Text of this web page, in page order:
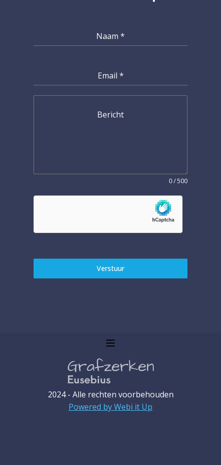
Naam *
Email *
Bericht
0 / 500
Verstuur
2024 - Alle rechten voorbehouden
Powered by Webi it Up